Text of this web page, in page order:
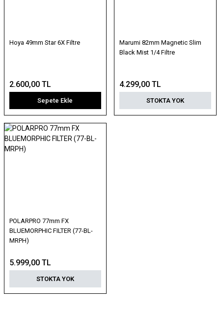
Hoya 49mm Star 6X Filtre
2.600,00 TL
Sepete Ekle
Marumi 82mm Magnetic Slim
Black Mist 1/4 Filtre
4.299,00 TL
STOKTA YOK
POLARPRO 77mm FX
BLUEMORPHIC FILTER (77-BL-
MRPH)
5.999,00 TL
STOKTA YOK